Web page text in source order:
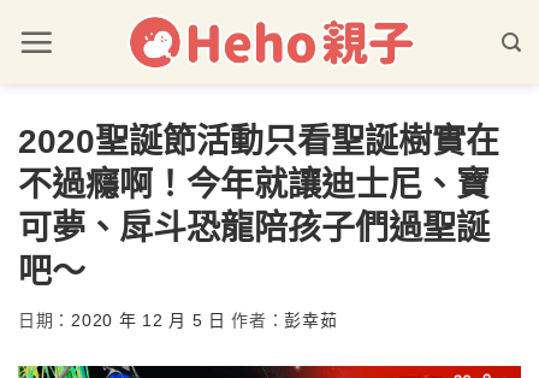
2020聖誕節活動只看聖誕樹實在
不過癮啊！今年就讓迪士尼、寶
可夢、戽斗恐龍陪孩子們過聖誕
吧～
日期： 2020 年 12 月 5 日 作者：彭幸茹